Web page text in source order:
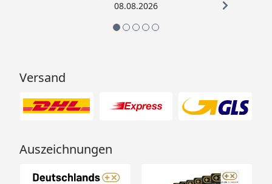
08.08.2026
Versand
Auszeichnungen